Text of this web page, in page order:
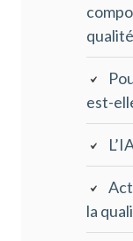
est-
la